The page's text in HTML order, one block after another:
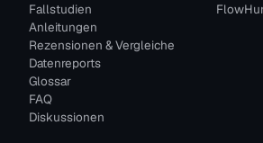
Fallstudien
Anleitungen
Rezensionen & Vergleiche
Datenreports
Glossar
FAQ
Diskussionen